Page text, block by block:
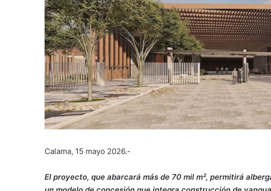
Calama, 15 mayo 2026.-
El proyecto, que abarcará más de 70 mil m², permitirá